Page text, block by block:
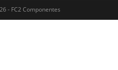
- FC2 Componentes